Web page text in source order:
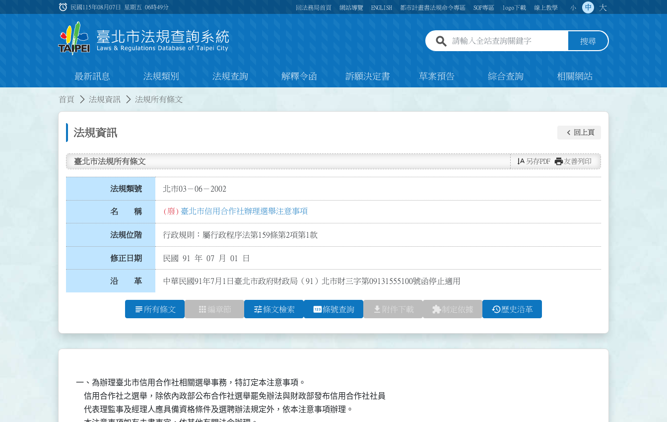
:::
alarm 民國115年08月07日 星期五06時49分 回法務局首頁 網站導覽 ENGLISH 都市計畫書法規命令專區 SOP專區 logo下載 線上教學 小 中 大
全站查詢關鍵字欄位 搜尋
最新訊息 法規類別 法規查詢 解釋令函 訴願決定書 草案預告 綜合查詢 相關網站
首頁 法規資訊 法規所有條文
法規資訊 keyboard_arrow_left 回上頁
臺北市法規所有條文 text_rotate_vertical 另存PDF print友善列印
法規類號 北市03－06－2002
名 稱 (廢) 臺北市信用合作社辦理選舉注意事項
法規位階 行政規則：屬行政程序法第159條第2項第1款
修正日期 民國 91 年 07 月 01 日
沿 革 中華民國91年7月1日臺北市政府財政局（91）北市財三字第09131555100號函停止適用
subject 所有條文 apps 編章節 tune條文檢索 pin條號查詢 file_download 附件下載 extension制定依據 history歷史沿革
一、為辦理臺北市信用合作社相關選舉事務，特訂定本注意事項。
    信用合作社之選舉，除依內政部公布合作社選舉罷免辦法與財政部發布信用合作社社員
    代表理監事及經理人應具備資格條件及選聘辦法規定外，依本注意事項辦理。